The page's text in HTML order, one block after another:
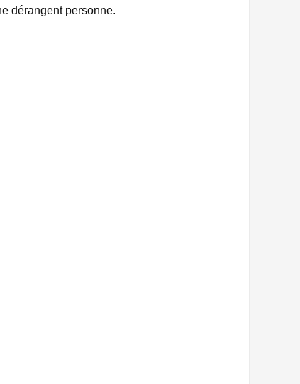
dérangent personne.